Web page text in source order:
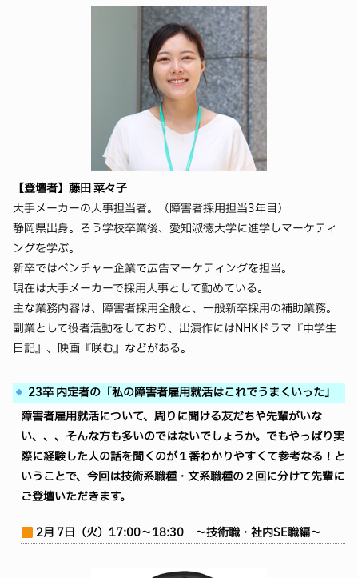
【登壇者】藤田 菜々子
大手メーカーの人事担当者。（障害者採用担当3年目）
静岡県出身。ろう学校卒業後、愛知淑徳大学に進学しマーケティ
ングを学ぶ。
新卒ではベンチャー企業で広告マーケティングを担当。
現在は大手メーカーで採用人事として勤めている。
主な業務内容は、障害者採用全般と、一般新卒採用の補助業務。
副業として役者活動をしており、出演作にはNHKドラマ『中学生
日記』、映画『咲む』などがある。
23卒 内定者の「私の障害者雇用就活はこれでうまくいった」
障害者雇用就活について、周りに聞ける友だちや先輩がいな
い、、、そんな方も多いのではないでしょうか。でもやっぱり実
際に経験した人の話を聞くのが１番わかりやすくて参考なる！と
いうことで、今回は技術系職種・文系職種の２回に分けて先輩に
ご登壇いただきます。
2月 7日（火）17:00～18:30 ～技術職・社内SE職編～